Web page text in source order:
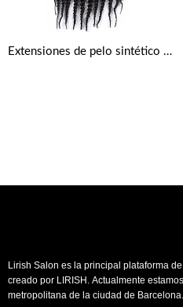
Extensiones de pelo sintético Havana Mambo Twist Crochet
Lirish Salon es la principal plataforma
creado por LIRISH. Actualmente
metropolitana de la ciudad de Barcelona.